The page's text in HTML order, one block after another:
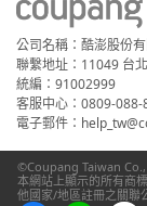
公司名稱：酷澎股份
聯繫地址：11049 台
統編：91002999
客服中心：0809-
電子郵件：
©Coupang Taiwan Co.,
本網站上顯示的所有商
他國家/地區註冊之關聯